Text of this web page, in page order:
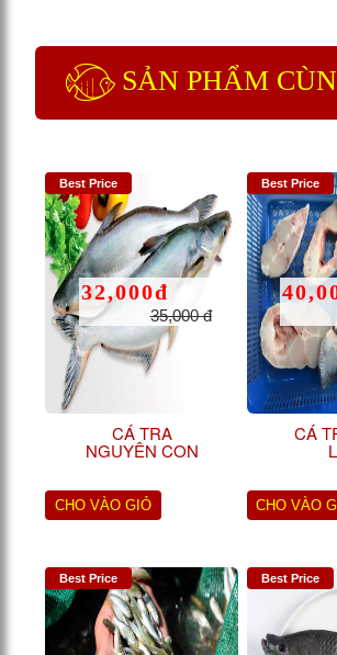
SẢN PHẨM
Best Price
CÁ TRA
NGUYÊN CON
32,000đ
35,000 đ
CHO VÀO GIỎ
Best Price
CÁ
CHO VÀO
Best Price Best Price